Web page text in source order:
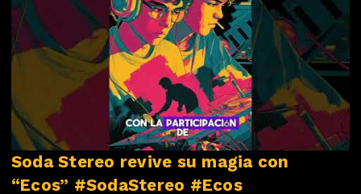
Soda Stereo revive su magia con
“Ecos” #SodaStereo #Ecos